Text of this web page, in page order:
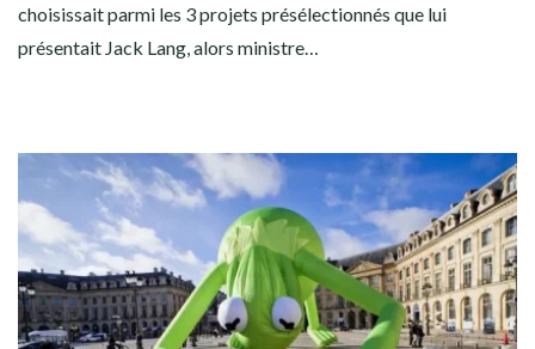
choisissait parmi les 3 projets présélectionnés que lui
présentait Jack Lang, alors ministre…